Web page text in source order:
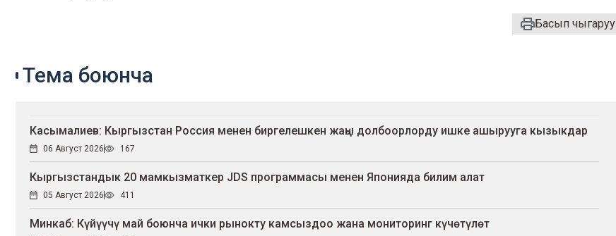
Басып чыгаруу
Тема боюнча
Касымалиев: Кыргызстан Россия менен биргелешкен жаңы долбоорлорду ишке ашырууга кызыкдар
06 Август 2026 167
Кыргызстандык 20 мамкызматкер JDS программасы менен Японияда билим алат
05 Август 2026 411
Минкаб: Күйүүчү май боюнча ички рынокту камсыздоо жана мониторинг күчөтүлөт